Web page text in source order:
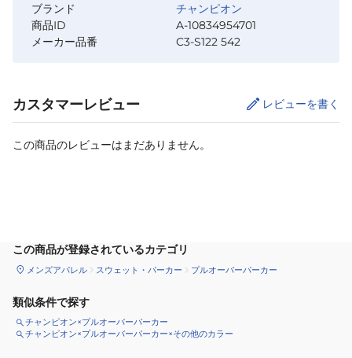
ブランド
チャンピオン
商品ID
A-10834954701
メーカー品番
C3-S122 542
カスタマーレビュー レビューを書く
この商品のレビューはまだありません。
この商品が登録されているカテゴリ
メンズアパレル スウェット・パーカー プルオーバーパーカー
類似条件で探す
チャンピオン×プルオーバーパーカー
チャンピオン×プルオーバーパーカー×その他のカラー